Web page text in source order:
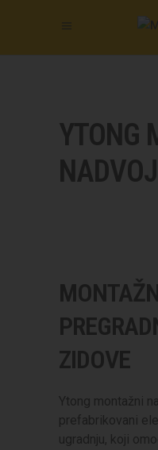
YTONG
ZIDOVE
Ytong montažni
prefabrikovani
ugradnju, koji